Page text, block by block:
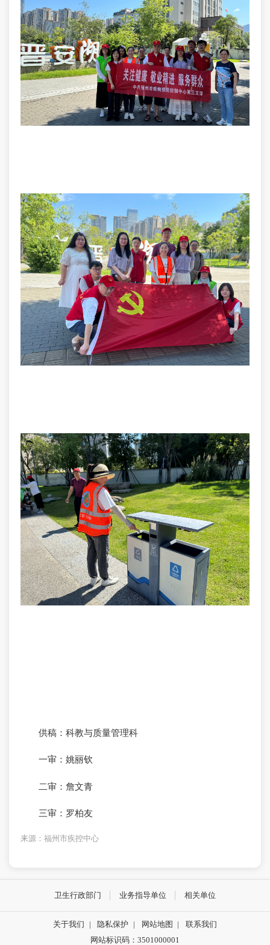
供稿：科教与质量管理科
一审：姚丽钦
二审：詹文青
三审：罗柏友
来源：福州市疾控中心
卫生行政部门 业务指导单位 相关单位
关于我们 | 隐私保护 | 网站地图 |
联系我们
网站标识码：3501000001